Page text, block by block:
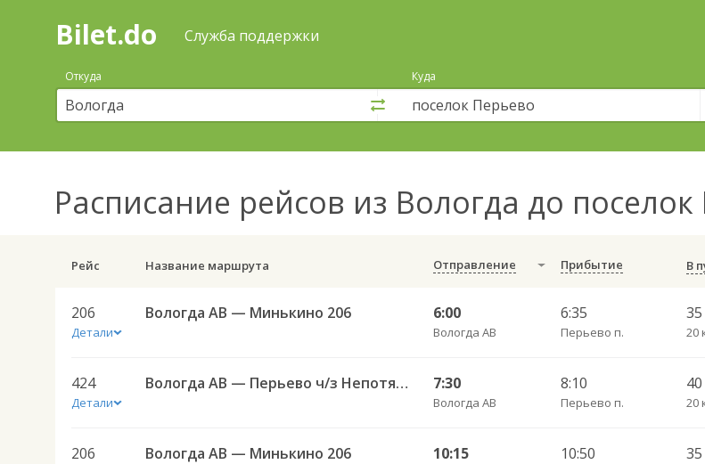
Поиск
покупка
билетов
автобус
онлайн
Bilet.do Служба поддержки
Откуда Куда
Расписание рейсов из Вологда до
Рейс Название маршрута Отправление Прибытие В
206
Детали
Вологда АВ — Минькино 206 6:00
Вологда АВ
6:35
Перьево п. 20
424
Детали
Вологда АВ — Перьево ч/з Непотягово 424 7:30
Вологда АВ
8:10
Перьево п. 20
206 Вологда АВ — Минькино 206 10:15 10:50